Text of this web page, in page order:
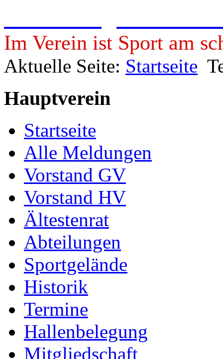
Im Verein ist Sport am
Aktuelle Seite: Startseite
Hauptverein
Startseite
Alle Meldungen
Vorstand GV
Vorstand HV
Ältestenrat
Abteilungen
Sportgelände
Historik
Termine
Hallenbelegung
Mitgliedschaft